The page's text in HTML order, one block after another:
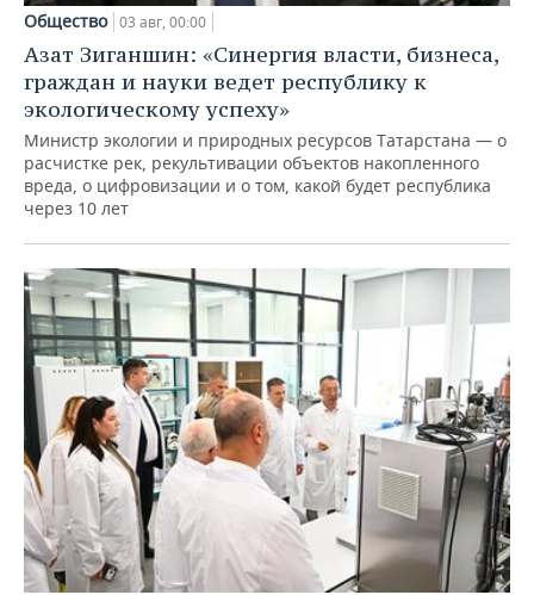
Общество 03 авг, 00:00
Азат Зиганшин: «Синергия власти, бизнеса,
граждан и науки ведет республику к
экологическому успеху»
Министр экологии и природных ресурсов Татарстана — о
расчистке рек, рекультивации объектов накопленного
вреда, о цифровизации и о том, какой будет республика
через 10 лет